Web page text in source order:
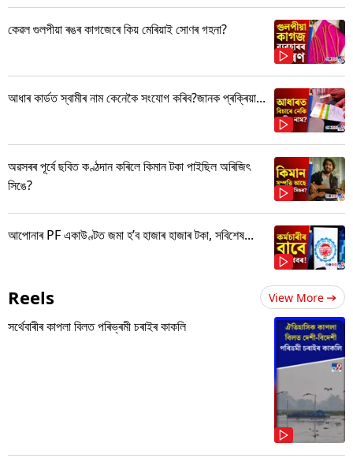
কেৱল গুলপীয়া ৰঙৰ কাগজেৰে কিয় মেৰিয়াই সোণৰ গহনা?
আধাৰ কাৰ্ডত স্বামীৰ নাম কেনেকৈ সংযোগ কৰিব?জানক প্ৰক্ৰিয়া...
অৱসৰৰ পূৰ্বে ছবিত কণ্ঠদান কৰিলে কিমান টকা পাইছিল অৰিজিৎ
সিঙে?
আপোনাৰ PF একাউণ্টত জমা হ’ব হাজাৰ হাজাৰ টকা, সবিশেষ...
Reels View More
সৰ্থেবাৰীৰ কাপলা বিলত পৰিভ্ৰমী চৰাইৰ কাকলি